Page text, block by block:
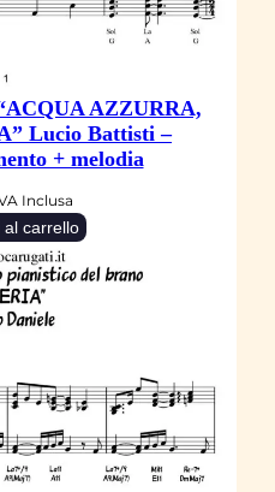
AZZURRA,
Lucio Battisti –
+ melodia
Inclusa
al carrello